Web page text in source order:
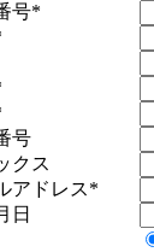
号*
号
クス
アドレス*
日